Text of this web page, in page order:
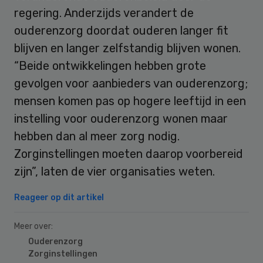
regering. Anderzijds verandert de
ouderenzorg doordat ouderen langer fit
blijven en langer zelfstandig blijven wonen.
“Beide ontwikkelingen hebben grote
gevolgen voor aanbieders van ouderenzorg;
mensen komen pas op hogere leeftijd in een
instelling voor ouderenzorg wonen maar
hebben dan al meer zorg nodig.
Zorginstellingen moeten daarop voorbereid
zijn”, laten de vier organisaties weten.
Reageer op dit artikel
Meer over:
Ouderenzorg
Zorginstellingen